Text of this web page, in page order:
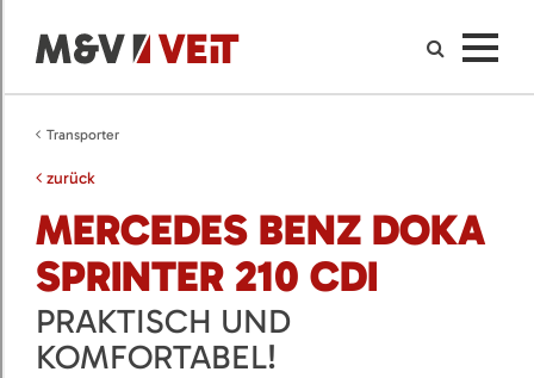
Transporter
zurück
MERCEDES BENZ DOKA
SPRINTER 210 CDI
PRAKTISCH UND
KOMFORTABEL!